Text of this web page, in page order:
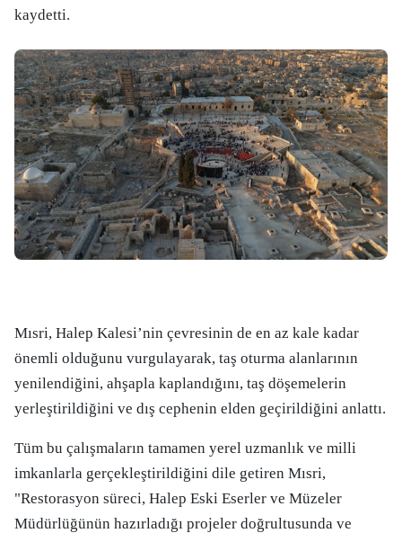
kaydetti.
Mısri, Halep Kalesi’nin çevresinin de en az kale kadar
önemli olduğunu vurgulayarak, taş oturma alanlarının
yenilendiğini, ahşapla kaplandığını, taş döşemelerin
yerleştirildiğini ve dış cephenin elden geçirildiğini anlattı.
Tüm bu çalışmaların tamamen yerel uzmanlık ve milli
imkanlarla gerçekleştirildiğini dile getiren Mısri,
"Restorasyon süreci, Halep Eski Eserler ve Müzeler
Müdürlüğünün hazırladığı projeler doğrultusunda ve